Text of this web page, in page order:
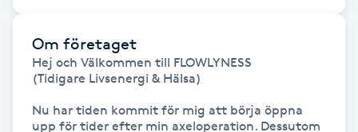
Hårvård
Hälsa
Hälsprickor
Om företaget
Hej och Välkommen till FLOWLYNESS
(Tidigare Livsenergi & Hälsa)
Nu har tiden kommit för mig att börja öppna
upp för tider efter min axeloperation. Dessutom